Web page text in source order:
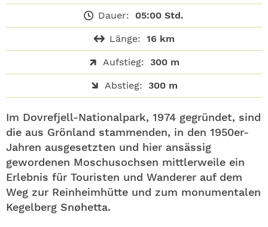
Dauer: 05:00 Std.
Länge: 16 km
Aufstieg: 300 m
Abstieg: 300 m
Im Dovrefjell-Nationalpark, 1974 gegründet, sind
die aus Grönland stammenden, in den 1950er-
Jahren ausgesetzten und hier ansässig
gewordenen Moschusochsen mittlerweile ein
Erlebnis für Touristen und Wanderer auf dem
Weg zur Reinheimhütte und zum monumentalen
Kegelberg Snøhetta.
SHOP